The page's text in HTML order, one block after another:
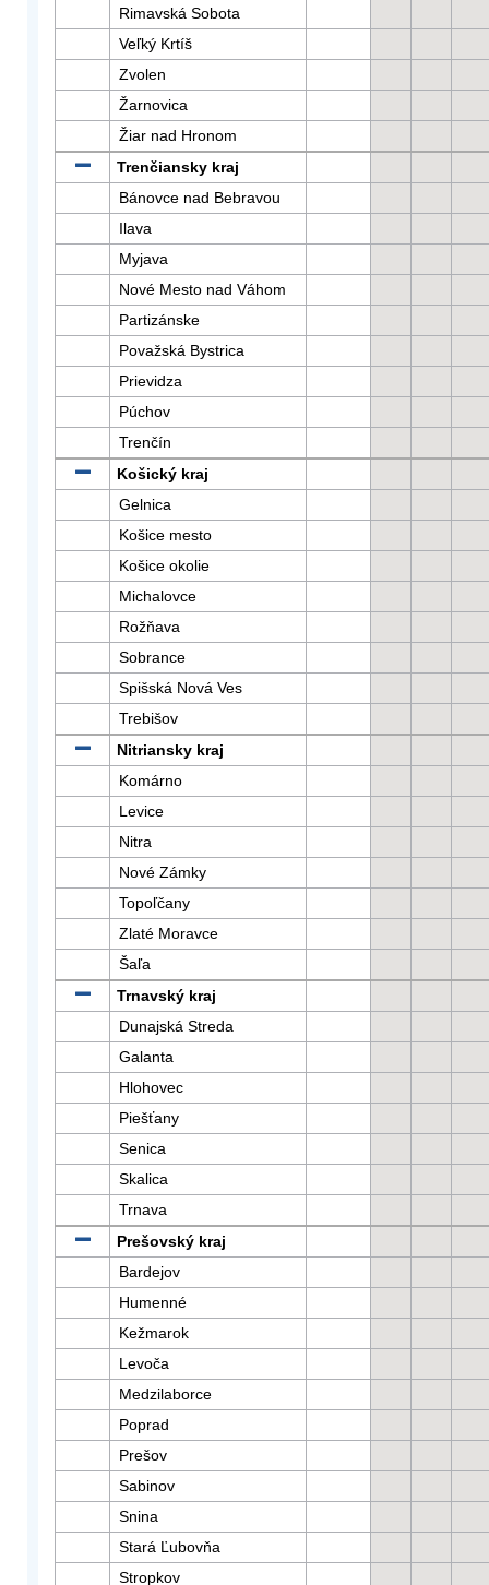
Rimavská Sobota
Veľký Krtíš
Zvolen
Žarnovica
Žiar nad Hronom
Trenčiansky kraj
Bánovce nad Bebravou
Ilava
Myjava
Nové Mesto nad Váhom
Partizánske
Považská Bystrica
Prievidza
Púchov
Trenčín
Košický kraj
Gelnica
Košice mesto
Košice okolie
Michalovce
Rožňava
Sobrance
Spišská Nová Ves
Trebišov
Nitriansky kraj
Komárno
Levice
Nitra
Nové Zámky
Topoľčany
Zlaté Moravce
Šaľa
Trnavský kraj
Dunajská Streda
Galanta
Hlohovec
Piešťany
Senica
Skalica
Trnava
Prešovský kraj
Bardejov
Humenné
Kežmarok
Levoča
Medzilaborce
Poprad
Prešov
Sabinov
Snina
Stará Ľubovňa
Stropkov